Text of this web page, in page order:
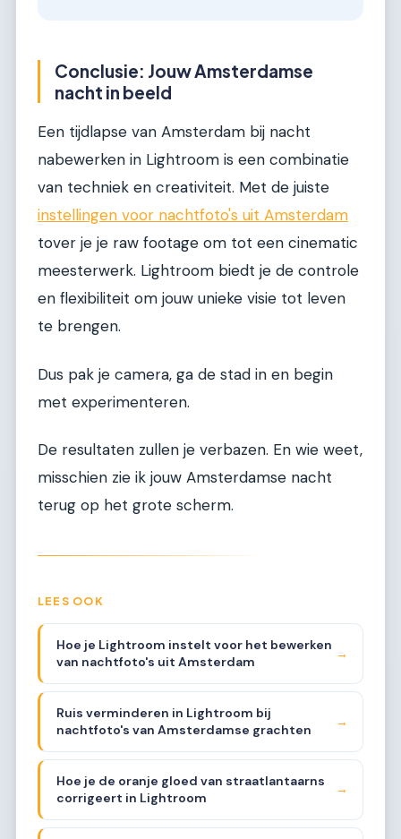
Conclusie: Jouw Amsterdamse
nacht in beeld
Een tijdlapse van Amsterdam bij nacht
nabewerken in Lightroom is een combinatie
van techniek en creativiteit. Met de juiste
instellingen voor nachtfoto's uit Amsterdam
tover je je raw footage om tot een cinematic
meesterwerk. Lightroom biedt je de controle
en flexibiliteit om jouw unieke visie tot leven
te brengen.
Dus pak je camera, ga de stad in en begin
met experimenteren.
De resultaten zullen je verbazen. En wie weet,
misschien zie ik jouw Amsterdamse nacht
terug op het grote scherm.
LEES OOK
Hoe je Lightroom instelt voor het bewerken
van nachtfoto's uit Amsterdam
→
Ruis verminderen in Lightroom bij
nachtfoto's van Amsterdamse grachten
→
Hoe je de oranje gloed van straatlantaarns
corrigeert in Lightroom
→